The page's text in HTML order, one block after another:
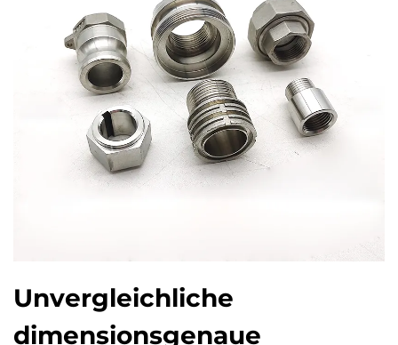
Unvergleichliche
dimensionsgenaue